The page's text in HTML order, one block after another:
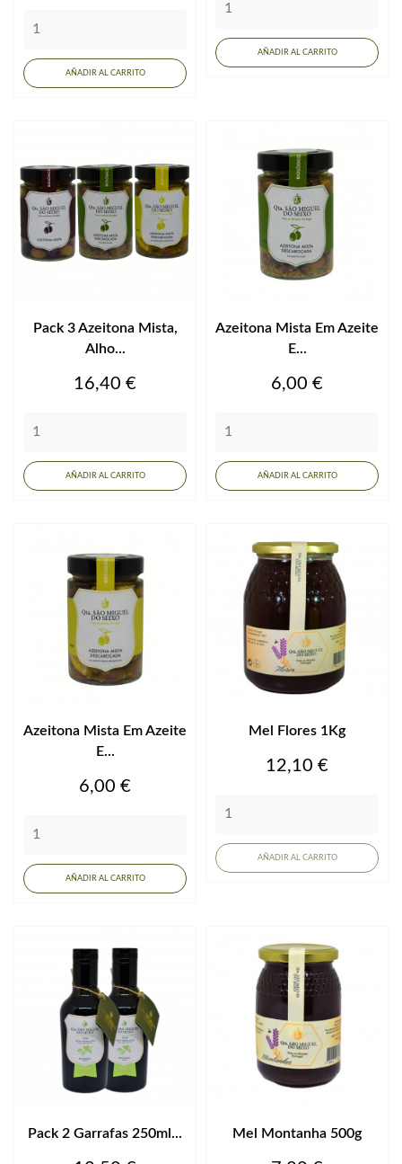
AÑADIR AL CARRITO
AÑADIR AL CARRITO
Pack 3 Azeitona Mista,
Alho...
Precio
16,40 €
AÑADIR AL CARRITO
Azeitona Mista Em Azeite
E...
Precio
6,00 €
AÑADIR AL CARRITO
Azeitona Mista Em Azeite
E...
Precio
6,00 €
AÑADIR AL CARRITO
Mel Flores 1Kg
Precio
12,10 €
AÑADIR AL CARRITO
Pack 2 Garrafas 250ml... Mel Montanha 500g